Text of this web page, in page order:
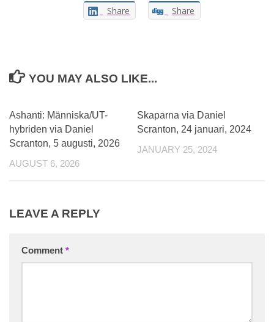
Share Share
YOU MAY ALSO LIKE...
Ashanti: Människa/UT-
hybriden via Daniel
Scranton, 5 augusti, 2026
AUGUST 6, 2026
Skaparna via Daniel
Scranton, 24 januari, 2024
JANUARY 25, 2024
LEAVE A REPLY
Comment *